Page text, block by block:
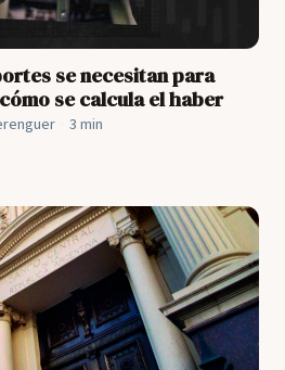
se necesitan para
se calcula el haber
3 min